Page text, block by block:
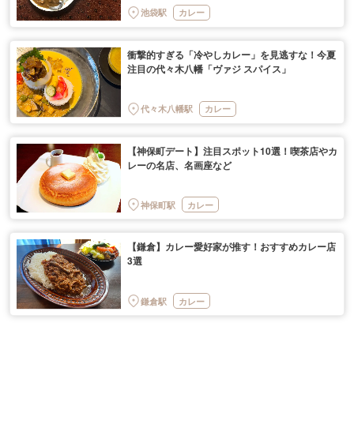
池袋駅 カレー
衝撃的すぎる「冷やしカレー」を見逃すな！今夏
注目の代々木八幡「ヴァジ スパイス」
代々木八幡駅 カレー
【神保町デート】注目スポット10選！喫茶店やカ
レーの名店、名画座など
神保町駅 カレー
【鎌倉】カレー愛好家が推す！おすすめカレー店
3選
鎌倉駅 カレー